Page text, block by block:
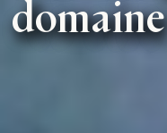
domaine